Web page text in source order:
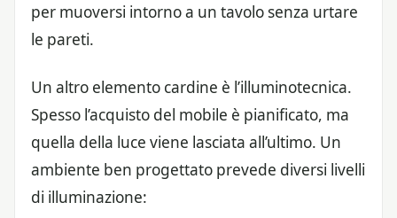
per muoversi intorno a un tavolo senza urtare
le pareti.
Un altro elemento cardine è l’illuminotecnica.
Spesso l’acquisto del mobile è pianificato, ma
quella della luce viene lasciata all’ultimo. Un
ambiente ben progettato prevede diversi livelli
di illuminazione: